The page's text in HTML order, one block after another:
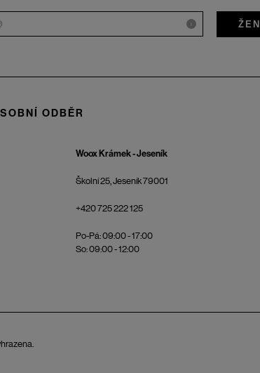
i
ODBĚR
Woox Krámek - Jeseník
Školní 25, Jeseník 79001
+420 725 222 125
Po-Pá: 09:00 - 17:00
So: 09:00 - 12:00